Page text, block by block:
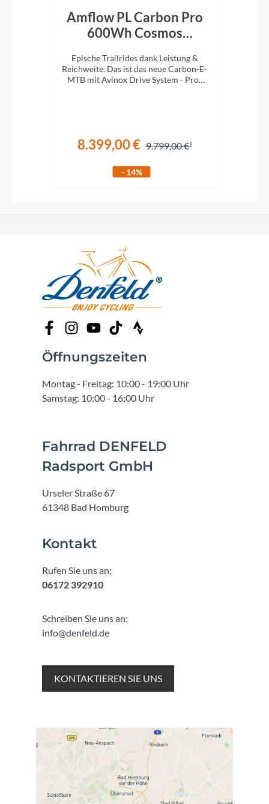
Amflow PL Carbon Pro
600Wh Cosmos
Epische Trailrides dank Leistung &
Reichweite. Das ist das neue Carbon-E-
MTB mit Avinox Drive System - Pro-
8.399,00 € 9.799,00 €
- 14%
Öffnungszeiten
Montag - Freitag: 10:00 - 19:00 Uhr
Samstag: 10:00 - 16:00 Uhr
Fahrrad DENFELD
Radsport GmbH
Urseler Straße 67
61348 Bad Homburg
Kontakt
Rufen Sie uns an:
06172 392910
Schreiben Sie uns an:
info@denfeld.de
KONTAKTIEREN SIE UNS